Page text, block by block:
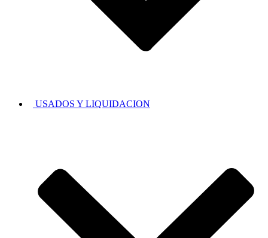
USADOS Y LIQUIDACION